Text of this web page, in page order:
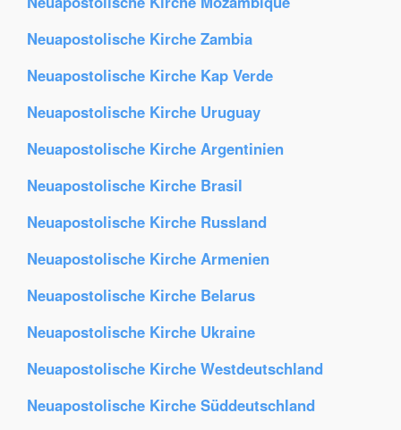
Neuapostolische Kirche Zambia
Neuapostolische Kirche Kap Verde
Neuapostolische Kirche Uruguay
Neuapostolische Kirche Argentinien
Neuapostolische Kirche Brasil
Neuapostolische Kirche Russland
Neuapostolische Kirche Armenien
Neuapostolische Kirche Belarus
Neuapostolische Kirche Ukraine
Neuapostolische Kirche Westdeutschland
Neuapostolische Kirche Süddeutschland